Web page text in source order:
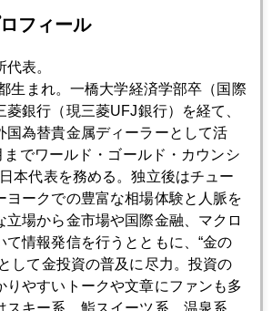
けレンタル家族
売却する日
ン・リスク
フィール
表。
生まれ。一橋大学経済学部卒（国際
菱銀行（現三菱UFJ銀行）を経て、
国為替貴金属ディーラーとして活
までワールド・ゴールド・カウンシ
本代表を務める。独立後はチュー
ヨークでの豊富な相場体験と人脈を
立場から金市場や国際金融、マクロ
て情報発信を行うとともに、“金の
して金投資の普及に尽力。投資の
りやすいトークや文章にファンも多
スキー系、鮨スイーツ系、温泉系。